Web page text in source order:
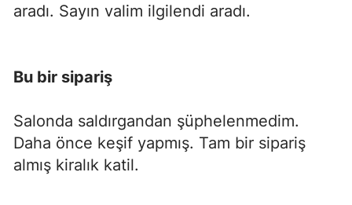
aradı. Sayın valim ilgilendi aradı.
Bu bir sipariş
Salonda saldırgandan şüphelenmedim.
Daha önce keşif yapmış. Tam bir sipariş
almış kiralık katil.